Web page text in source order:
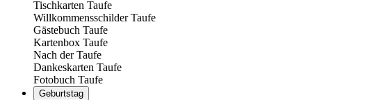
Tischkarten Taufe
Willkommensschilder Taufe
Gästebuch Taufe
Kartenbox Taufe
Nach der Taufe
Dankeskarten Taufe
Fotobuch Taufe
Geburtstag